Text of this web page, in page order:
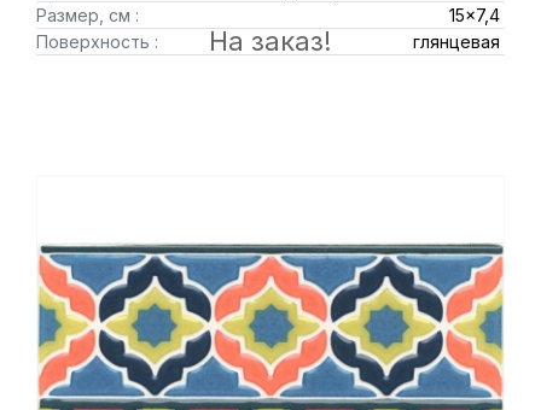
Размер, см :
15x7,4
Поверхность :
глянцевая
На заказ!